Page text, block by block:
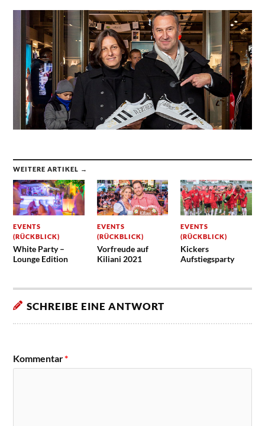
WEITERE ARTIKEL →
EVENTS
(RÜCKBLICK)
White Party –
Lounge Edition
EVENTS
(RÜCKBLICK)
Vorfreude auf
Kiliani 2021
EVENTS
(RÜCKBLICK)
Kickers
Aufstiegsparty
SCHREIBE EINE ANTWORT
Kommentar*